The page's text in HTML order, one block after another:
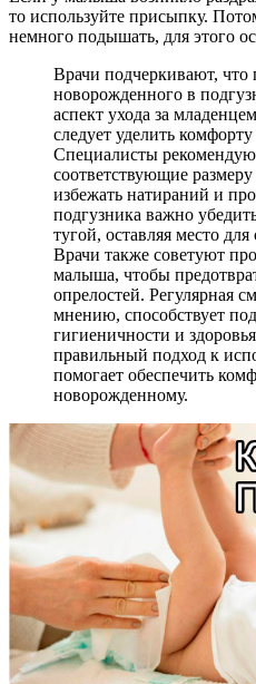
то используйте присыпку.
немного подышать, для этого
Врачи подчеркивают, что
новорожденного в
аспект ухода за
следует уделить
Специалисты
соответствующие
избежать натираний и
подгузника важно
тугой, оставляя место
Врачи также советуют
малыша, чтобы
опрелостей. Регулярная
мнению, способствует
гигиеничности и
правильный подход к
помогает обеспечить
новорожденному.